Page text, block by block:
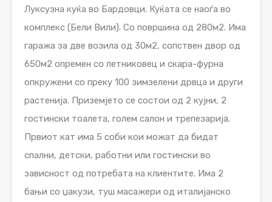
Луксузна куќа во Бардовци. Куќата се наоѓа во
комплекс (Бели Вили). Со површина од 280м2. Има
гаража за две возила од 30м2, сопствен двор од
650м2 опремен со летниковец и скара-фурна
oпкружени со преку 100 зимзелени дрвца и други
растенија. Приземјето се состои од 2 кујни, 2
гостински тоалета, голем салон и трепезарија.
Првиот кат има 5 соби кои можат да бидат
спални, детски, работни или гостински во
зависност од потребата на клиентите. Има 2
бањи со џакузи, туш масажери од италијанско